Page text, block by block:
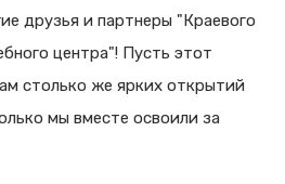
друзья и партнеры "Краевого
центра"! Пусть этот
столько же ярких открытий
мы вместе освоили за